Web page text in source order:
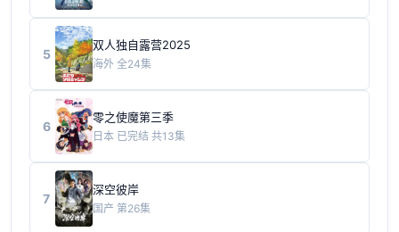
5
双人独自露营2025
海外 全24集
6
零之使魔第三季
日本 已完结 共13集
7
深空彼岸
国产 第26集